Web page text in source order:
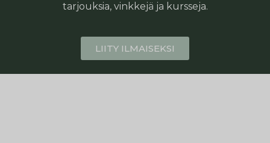
tarjouksia, vinkkejä ja kursseja.
LIITY ILMAISEKSI